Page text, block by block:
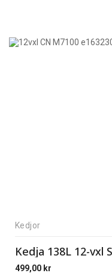
Kedjor
Kedja 138L 12-vxl
499,00 kr